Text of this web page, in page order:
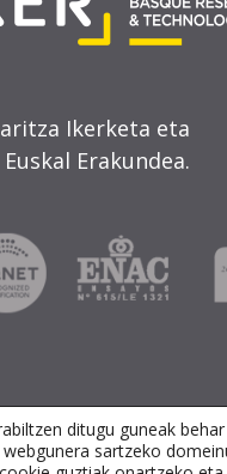
Ikerketa eta
Erakundea.
POLITIKA COOKIEN
ditugu guneak
sartzeko